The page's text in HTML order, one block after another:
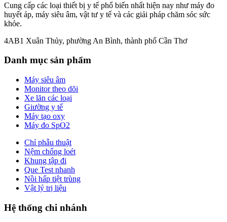
Cung cấp các loại thiết bị y tế phổ biến nhất hiện nay như máy đo
huyết áp, máy siêu âm, vật tư y tế và các giải pháp chăm sóc sức
khỏe.
4AB1 Xuân Thủy, phường An Bình, thành phố Cần Thơ
Danh mục sản phẩm
Máy siêu âm
Monitor theo dõi
Xe lăn các loại
Giường y tế
Máy tạo oxy
Máy đo SpO2
Chỉ phẫu thuật
Nệm chống loét
Khung tập đi
Que Test nhanh
Nồi hấp tiệt trùng
Vật lý trị liệu
Hệ thống chi nhánh